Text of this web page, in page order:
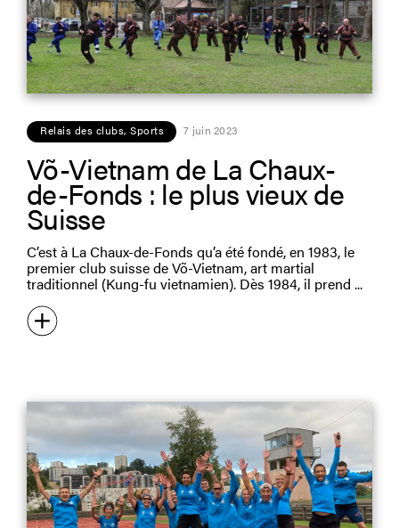
Relais des clubs, Sports 7 juin 2023
Võ-Vietnam de La Chaux-
de-Fonds : le plus vieux de
Suisse
C’est à La Chaux-de-Fonds qu’a été fondé, en 1983, le
premier club suisse de Võ-Vietnam, art martial
traditionnel (Kung-fu vietnamien). Dès 1984, il prend